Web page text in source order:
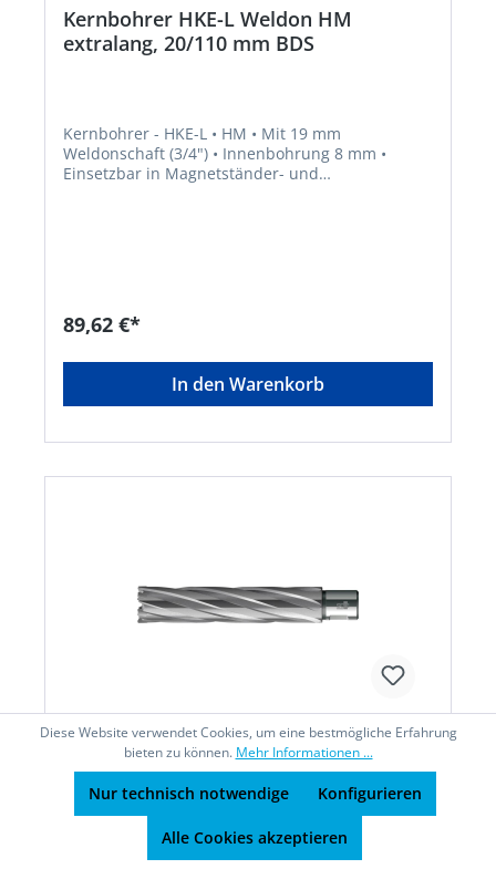
Kernbohrer HKE-L Weldon HM
extralang, 20/110 mm BDS
Kernbohrer - HKE-L • HM • Mit 19 mm
Weldonschaft (3/4") • Innenbohrung 8 mm •
Einsetzbar in Magnetständer- und
89,62 €*
In den Warenkorb
Kernbohrer HKE-L Weldon HM
extralang, 21/110 mm BDS
Diese Website verwendet Cookies, um eine bestmögliche Erfahrung
bieten zu können. Mehr Informationen ...
Nur technisch notwendige Konfigurieren
Alle Cookies akzeptieren